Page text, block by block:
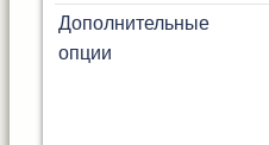
Дополнительные
опции